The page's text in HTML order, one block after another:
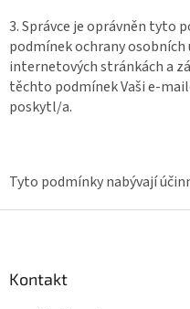
3. Správce je oprávněn tyto
podmínek ochrany osobních
internetových stránkách a
těchto podmínek Vaši e-
poskytl/a.
Tyto podmínky nabývají
Kontakt